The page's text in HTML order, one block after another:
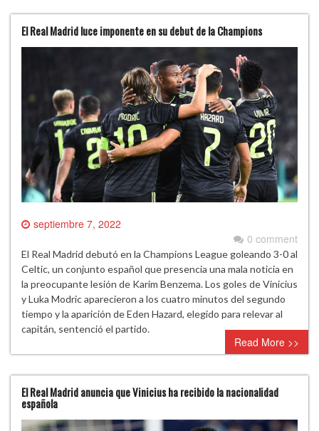
El Real Madrid luce imponente en su debut de la Champions
septiembre 7, 2022
0 comment
El Real Madrid debutó en la Champions League goleando 3-0 al
Celtic, un conjunto español que presencia una mala noticia en
la preocupante lesión de Karim Benzema. Los goles de Vinicius
y Luka Modric aparecieron a los cuatro minutos del segundo
tiempo y la aparición de Eden Hazard, elegido para relevar al
capitán, sentenció el partido.
Read More >>
El Real Madrid anuncia que Vinicius ha recibido la nacionalidad
española